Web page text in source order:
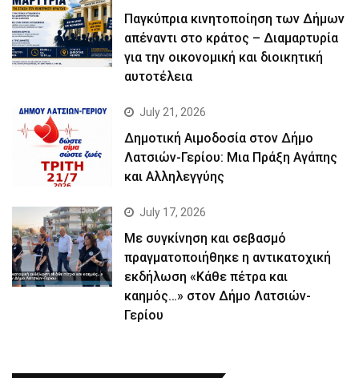
Παγκύπρια κινητοποίηση των Δήμων
απέναντι στο κράτος – Διαμαρτυρία
για την οικονομική και διοικητική
αυτοτέλεια
July 21, 2026
Δημοτική Αιμοδοσία στον Δήμο
Λατσιών-Γερίου: Μια Πράξη Αγάπης
και Αλληλεγγύης
July 17, 2026
Με συγκίνηση και σεβασμό
πραγματοποιήθηκε η αντικατοχική
εκδήλωση «Κάθε πέτρα και
καημός…» στον Δήμο Λατσιών-
Γερίου